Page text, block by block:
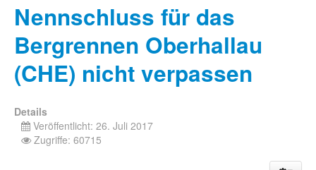
Nennschluss für das
Bergrennen Oberhallau
(CHE) nicht verpassen
Details
Veröffentlicht: 26. Juli 2017
Zugriffe: 60715